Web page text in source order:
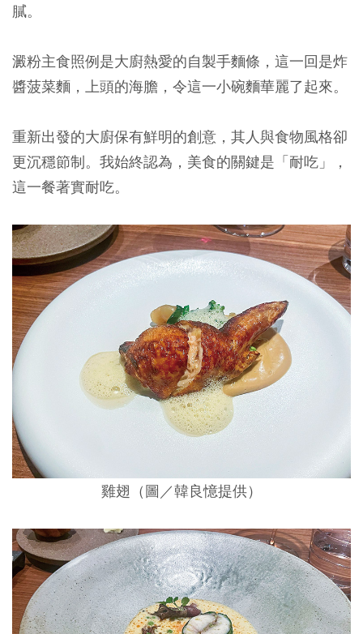
膩。
澱粉主食照例是大廚熱愛的自製手麵條，這一回是炸
醬菠菜麵，上頭的海膽，令這一小碗麵華麗了起來。
重新出發的大廚保有鮮明的創意，其人與食物風格卻
更沉穩節制。我始終認為，美食的關鍵是「耐吃」，
這一餐著實耐吃。
雞翅（圖／韓良憶提供）